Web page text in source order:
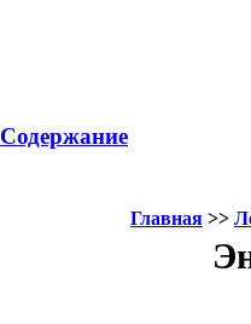
Содержание
Главная >>